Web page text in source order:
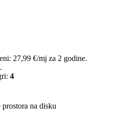
27,99 €/mj za 2 godine.
4
na disku